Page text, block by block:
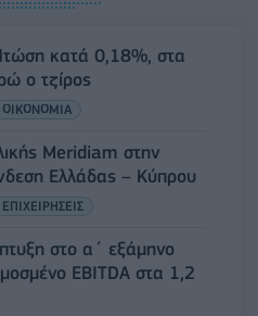
κατά 0,18%, στα
ο τζίρος
ΟΙΚΟΝΟΜΙΑ
Meridiam στην
Ελλάδας – Κύπρου
ΕΠΙΧΕΙΡΗΣΕΙΣ
στο α΄ εξάμηνο
EBITDA στα 1,2